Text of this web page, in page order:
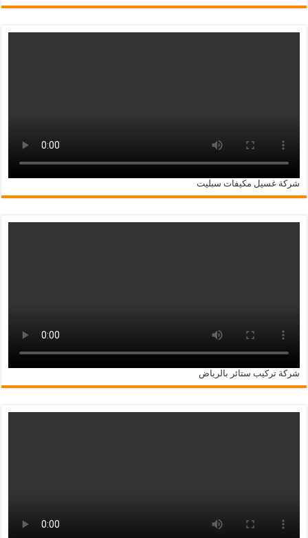
شركة غسيل مكيفات سبليت
شركة تركيب ستائر بالرياض